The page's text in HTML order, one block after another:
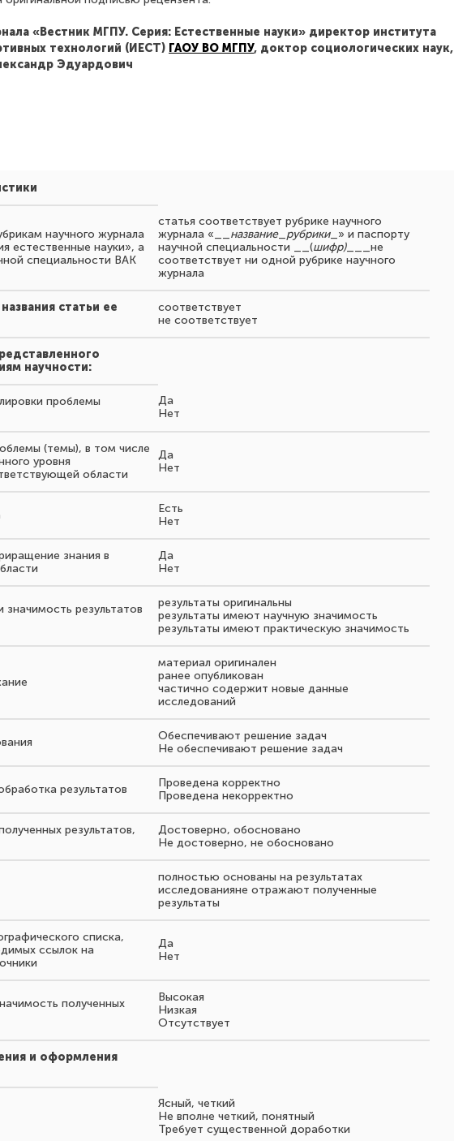
«Вестник МГПУ. Серия: Естественные науки» директор института
технологий (ИЕСТ) ГАОУ ВО МГПУ, доктор социологических наук,
Эдуардович
научного журнала
естественные науки», а
специальности ВАК
статья соответствует рубрике научного
журнала «__ название_ рубрики_» и паспорту
научной специальности __(шифр)___не
соответствует ни одной рубрике научного
журнала
статьи ее
соответствует
не соответствует
научности:
проблемы
Да
Нет
(темы), в том числе
уровня
области
Да
Нет
Есть
Нет
знания в
Да
Нет
значимость результатов
результаты оригинальны
результаты имеют научную значимость
результаты имеют практическую значимость
материал оригинален
ранее опубликован
частично содержит новые данные
исследований
Обеспечивают решение задач
Не обеспечивают решение задач
результатов
Проведена корректно
Проведена некорректно
результатов,
Достоверно, обосновано
Не достоверно, не обосновано
полностью основаны на результатах
исследованияне отражают полученные
результаты
списка,
ссылок на
Да
Нет
полученных
Высокая
Низкая
Отсутствует
и оформления
Ясный, четкий
Не вполне четкий, понятный
Требует существенной доработки